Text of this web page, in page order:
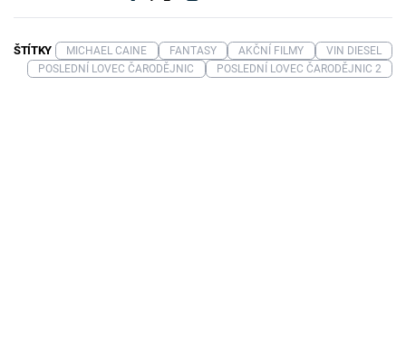
ŠTÍTKY MICHAEL CAINE FANTASY AKČNÍ FILMY
VIN DIESEL
POSLEDNÍ LOVEC ČARODĚJNIC
POSLEDNÍ LOVEC ČARODĚJNIC 2